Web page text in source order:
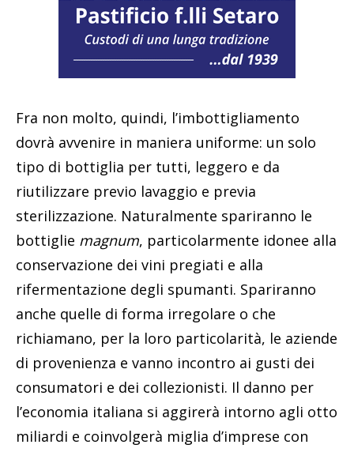
Fra non molto, quindi, l’imbottigliamento
dovrà avvenire in maniera uniforme: un solo
tipo di bottiglia per tutti, leggero e da
riutilizzare previo lavaggio e previa
sterilizzazione. Naturalmente spariranno le
bottiglie magnum, particolarmente idonee alla
conservazione dei vini pregiati e alla
rifermentazione degli spumanti. Spariranno
anche quelle di forma irregolare o che
richiamano, per la loro particolarità, le aziende
di provenienza e vanno incontro ai gusti dei
consumatori e dei collezionisti. Il danno per
l’economia italiana si aggirerà intorno agli otto
miliardi e coinvolgerà miglia d’imprese con